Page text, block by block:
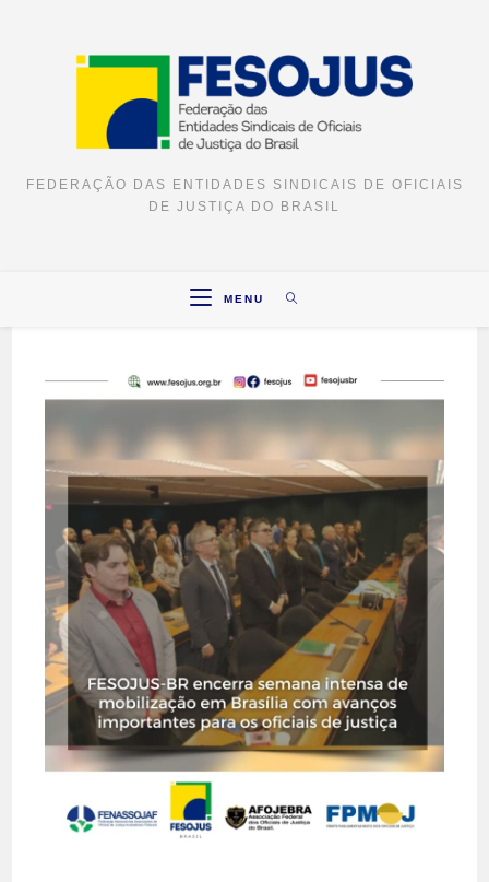
FEDERAÇÃO DAS ENTIDADES SINDICAIS DE OFICIAIS
DE JUSTIÇA DO BRASIL
MENU